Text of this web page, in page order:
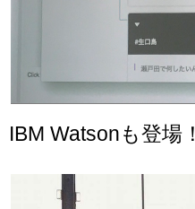
IBM Watsonも登場